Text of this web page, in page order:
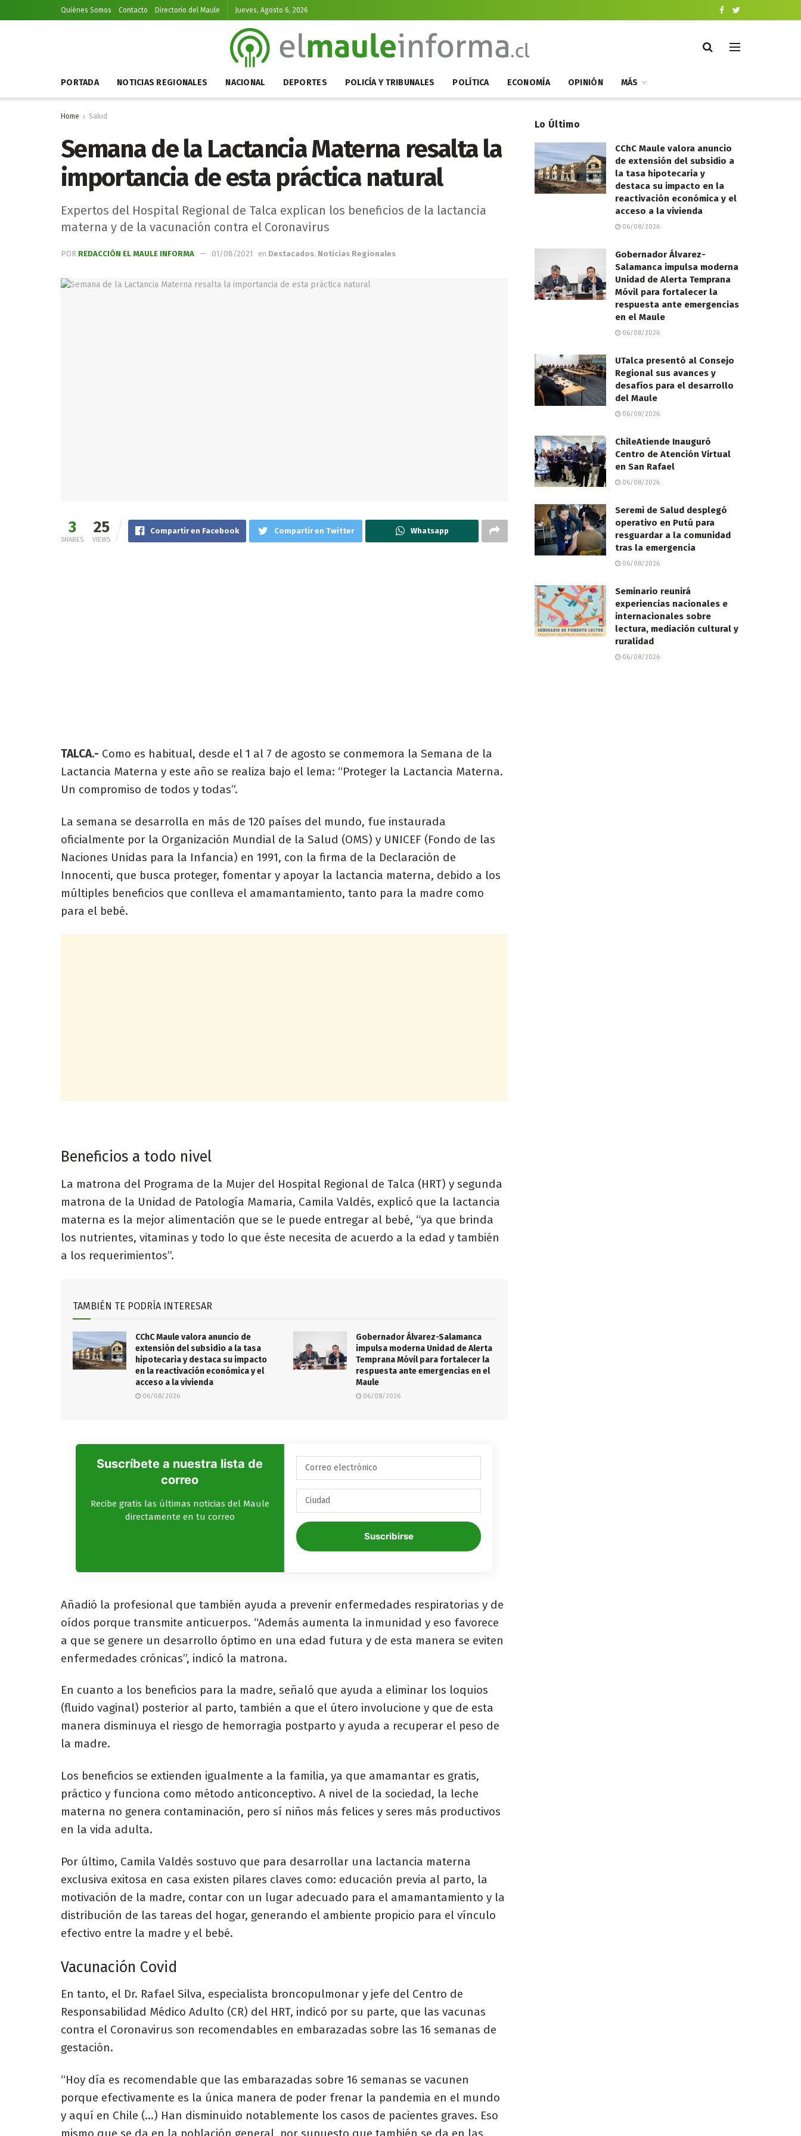
Quiénes Somos Contacto Directorio del Maule Jueves, Agosto 6, 2026
PORTADA NOTICIAS REGIONALES NACIONAL DEPORTES POLICÍA Y TRIBUNALES POLÍTICA ECONOMÍA OPINIÓN MÁS
Home Salud
Semana de la Lactancia Materna resalta la
importancia de esta práctica natural
Expertos del Hospital Regional de Talca explican los beneficios de la lactancia
materna y de la vacunación contra el Coronavirus
POR REDACCIÓN EL MAULE INFORMA 01/08/2021 en Destacados, Noticias Regionales
3
SHARES
25
VIEWS
Compartir en Facebook Compartir en Twitter Whatsapp
TALCA.- Como es habitual, desde el 1 al 7 de agosto se conmemora la Semana de la
Lactancia Materna y este año se realiza bajo el lema: “Proteger la Lactancia Materna.
Un compromiso de todos y todas”.
La semana se desarrolla en más de 120 países del mundo, fue instaurada
oficialmente por la Organización Mundial de la Salud (OMS) y UNICEF (Fondo de las
Naciones Unidas para la Infancia) en 1991, con la firma de la Declaración de
Innocenti, que busca proteger, fomentar y apoyar la lactancia materna, debido a los
múltiples beneficios que conlleva el amamantamiento, tanto para la madre como
para el bebé.
Beneficios a todo nivel
La matrona del Programa de la Mujer del Hospital Regional de Talca (HRT) y segunda
matrona de la Unidad de Patología Mamaria, Camila Valdés, explicó que la lactancia
materna es la mejor alimentación que se le puede entregar al bebé, “ya que brinda
los nutrientes, vitaminas y todo lo que éste necesita de acuerdo a la edad y también
a los requerimientos”.
TAMBIÉN TE PODRÍA INTERESAR
CChC Maule valora anuncio de
extensión del subsidio a la tasa
hipotecaria y destaca su impacto
en la reactivación económica y el
acceso a la vivienda
06/08/2026
Gobernador Álvarez-Salamanca
impulsa moderna Unidad de Alerta
Temprana Móvil para fortalecer la
respuesta ante emergencias en el
Maule
06/08/2026
Suscríbete a nuestra lista de
correo
Recibe gratis las últimas noticias del Maule
directamente en tu correo
Suscribirse
Añadió la profesional que también ayuda a prevenir enfermedades respiratorias y de
oídos porque transmite anticuerpos. “Además aumenta la inmunidad y eso favorece
a que se genere un desarrollo óptimo en una edad futura y de esta manera se eviten
enfermedades crónicas”, indicó la matrona.
En cuanto a los beneficios para la madre, señaló que ayuda a eliminar los loquios
(fluido vaginal) posterior al parto, también a que el útero involucione y que de esta
manera disminuya el riesgo de hemorragia postparto y ayuda a recuperar el peso de
la madre.
Los beneficios se extienden igualmente a la familia, ya que amamantar es gratis,
práctico y funciona como método anticonceptivo. A nivel de la sociedad, la leche
materna no genera contaminación, pero sí niños más felices y seres más productivos
en la vida adulta.
Por último, Camila Valdés sostuvo que para desarrollar una lactancia materna
exclusiva exitosa en casa existen pilares claves como: educación previa al parto, la
motivación de la madre, contar con un lugar adecuado para el amamantamiento y la
distribución de las tareas del hogar, generando el ambiente propicio para el vínculo
efectivo entre la madre y el bebé.
Vacunación Covid
En tanto, el Dr. Rafael Silva, especialista broncopulmonar y jefe del Centro de
Responsabilidad Médico Adulto (CR) del HRT, indicó por su parte, que las vacunas
contra el Coronavirus son recomendables en embarazadas sobre las 16 semanas de
gestación.
“Hoy día es recomendable que las embarazadas sobre 16 semanas se vacunen
porque efectivamente es la única manera de poder frenar la pandemia en el mundo
y aquí en Chile (…) Han disminuido notablemente los casos de pacientes graves. Eso
Lo Último
CChC Maule valora anuncio
de extensión del subsidio a
la tasa hipotecaria y
destaca su impacto en la
reactivación económica y el
acceso a la vivienda
06/08/2026
Gobernador Álvarez-
Salamanca impulsa moderna
Unidad de Alerta Temprana
Móvil para fortalecer la
respuesta ante emergencias
en el Maule
06/08/2026
UTalca presentó al Consejo
Regional sus avances y
desafíos para el desarrollo
del Maule
06/08/2026
ChileAtiende Inauguró
Centro de Atención Virtual
en San Rafael
06/08/2026
Seremi de Salud desplegó
operativo en Putú para
resguardar a la comunidad
tras la emergencia
06/08/2026
Seminario reunirá
experiencias nacionales e
internacionales sobre
lectura, mediación cultural y
ruralidad
06/08/2026